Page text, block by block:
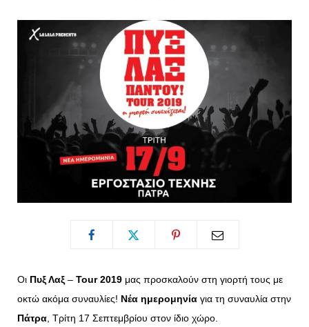
k
t
m
Οι Πυξ Λαξ – Tour 2019 μας προσκαλούν στη γιορτή τους με
οκτώ ακόμα συναυλίες! Νέα ημερομηνία για τη συναυλία στην
Πάτρα, Τρίτη 17 Σεπτεμβρίου στον ίδιο χώρο.